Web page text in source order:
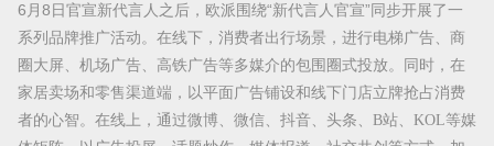
6月8日官宣新代言人之后，欧派围绕“新代言人官宣”同步开展了一
系列品牌推广活动。在线下，消费者出行场景，进行电梯广告、商
圈大屏、机场广告、高铁广告等多媒介的包围圈式投放。同时，在
家居卖场和零售渠道端，以平面广告铺设和线下门店立牌抢占消费
者的心智。在线上，通过微博、微信、抖音、头条、 B站、KOL等媒